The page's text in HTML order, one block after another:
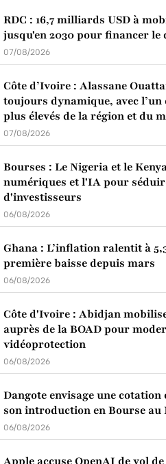
RDC : 16,7 milliards USD à
jusqu'en 2030 pour financer le
07/08/2026
Côte d’Ivoire : Alassane
toujours dynamique, avec l’un
plus élevés de la région et du
07/08/2026
Bourses : Le Nigeria et le
numériques et l'IA pour
d'investisseurs
06/08/2026
Ghana : L’inflation ralentit à
première baisse depuis mars
06/08/2026
Côte d'Ivoire : Abidjan
auprès de la BOAD pour
vidéoprotection
06/08/2026
Dangote envisage une
son introduction en Bourse au
06/08/2026